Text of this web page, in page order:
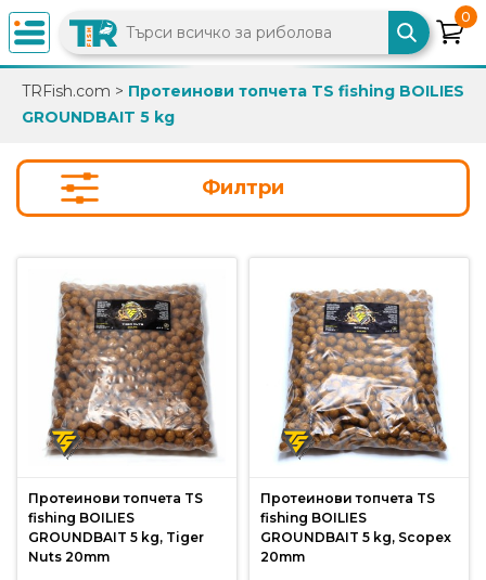
×
0882
086
Вход
Регистрация
Промоции
продукти
0
TRFish.com > Протеинови топчета TS fishing BOILIES
GROUNDBAIT 5 kg
Филтри
Протеинови топчета TS
fishing BOILIES
GROUNDBAIT 5 kg, Tiger
Nuts 20mm
Протеинови топчета TS
fishing BOILIES
GROUNDBAIT 5 kg, Scopex
20mm